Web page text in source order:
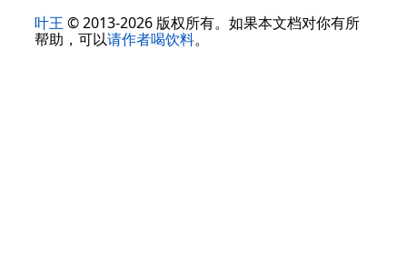
叶王 © 2013-2026 版权所有。如果本文档对你有所
帮助，可以请作者喝饮料。